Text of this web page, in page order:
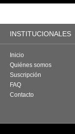
INSTITUCIONALES
Inicio
Quiénes somos
Suscripción
FAQ
Contacto